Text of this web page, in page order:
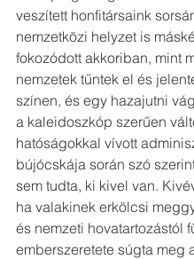
veszített honfitársaink
nemzetközi helyzet is
fokozódott akkoriban, mint
nemzetek tűntek el és
színen, és egy hazajutni
a kaleidoszkóp szerűen
hatóságokkal vívott
bújócskája során szó
sem tudta, ki kivel van.
ha valakinek erkölcsi
és nemzeti hovatartozástól
emberszeretete súgta meg